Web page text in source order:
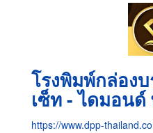
โรงพิมพ์กล่อง
เซ็ท - ไดมอนด์
https://www.dpp-